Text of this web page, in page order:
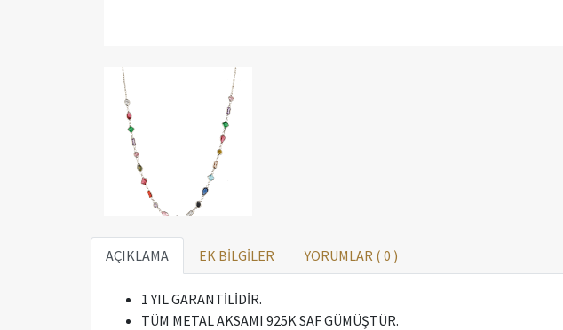
AÇIKLAMA EK BİLGİLER YORUMLAR ( 0 )
1 YIL GARANTİLİDİR.
TÜM METAL AKSAMI 925K SAF GÜMÜŞTÜR.